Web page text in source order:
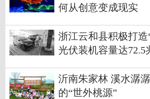
何从创意变成现实
浙江云和县积极打造
光伏装机容量达72.5
沂南朱家林 溪水潺
的“世外桃源”